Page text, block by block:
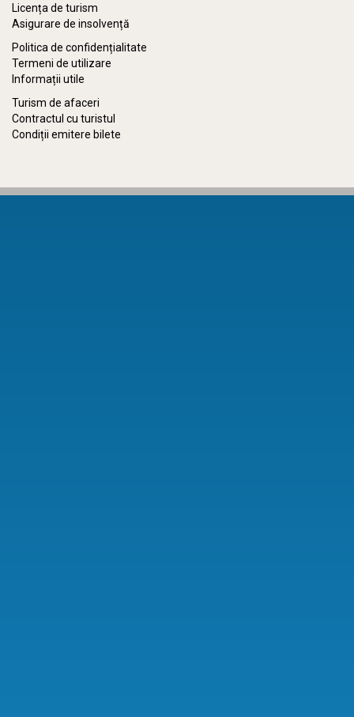
Licența de turism
Asigurare de insolvență
Politica de confidențialitate
Termeni de utilizare
Informații utile
Turism de afaceri
Contractul cu turistul
Condiții emitere bilete